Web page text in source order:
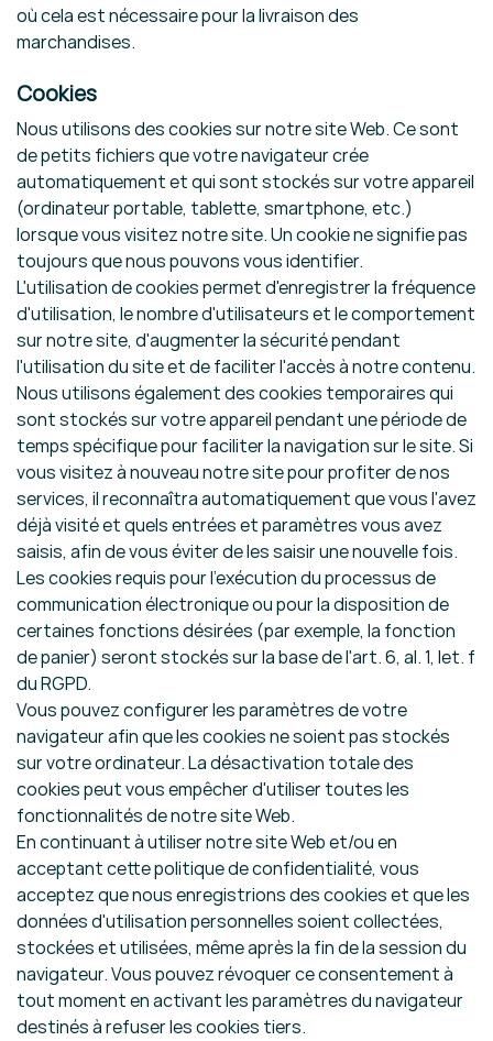
où cela est nécessaire pour la livraison des
marchandises.
Cookies
Nous utilisons des cookies sur notre site Web. Ce sont
de petits fichiers que votre navigateur crée
automatiquement et qui sont stockés sur votre appareil
(ordinateur portable, tablette, smartphone, etc.)
lorsque vous visitez notre site. Un cookie ne signifie pas
toujours que nous pouvons vous identifier.
L'utilisation de cookies permet d'enregistrer la fréquence
d'utilisation, le nombre d'utilisateurs et le comportement
sur notre site, d'augmenter la sécurité pendant
l'utilisation du site et de faciliter l'accès à notre contenu.
Nous utilisons également des cookies temporaires qui
sont stockés sur votre appareil pendant une période de
temps spécifique pour faciliter la navigation sur le site. Si
vous visitez à nouveau notre site pour profiter de nos
services, il reconnaîtra automatiquement que vous l'avez
déjà visité et quels entrées et paramètres vous avez
saisis, afin de vous éviter de les saisir une nouvelle fois.
Les cookies requis pour l'exécution du processus de
communication électronique ou pour la disposition de
certaines fonctions désirées (par exemple, la fonction
de panier) seront stockés sur la base de l'art. 6, al. 1, let. f
du RGPD.
Vous pouvez configurer les paramètres de votre
navigateur afin que les cookies ne soient pas stockés
sur votre ordinateur. La désactivation totale des
cookies peut vous empêcher d'utiliser toutes les
fonctionnalités de notre site Web.
En continuant à utiliser notre site Web et/ou en
acceptant cette politique de confidentialité, vous
acceptez que nous enregistrions des cookies et que les
données d'utilisation personnelles soient collectées,
stockées et utilisées, même après la fin de la session du
navigateur. Vous pouvez révoquer ce consentement à
tout moment en activant les paramètres du navigateur
destinés à refuser les cookies tiers.